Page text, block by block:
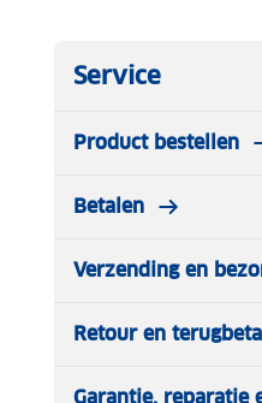
Service
Product bestellen
Betalen
Verzending en
Retour en
Garantie, reparatie